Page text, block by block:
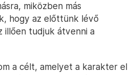
miközben más
hogy az előttünk lévő
illően tudjuk átvenni a
a célt, amelyet a karakter el